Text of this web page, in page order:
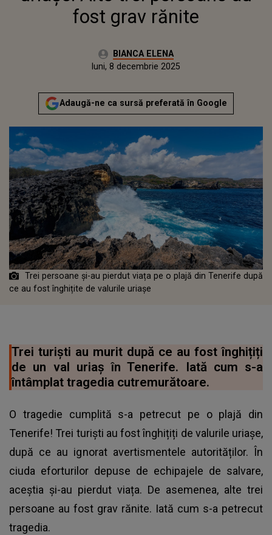
fost grav rănite
Autor:BIANCA ELENA
luni, 8 decembrie 2025Actualizat:
luni, 8 decembrie 2025
Adaugă-ne ca sursă preferată în Google
Trei persoane și-au pierdut viața pe o plajă din Tenerife după
ce au fost înghițite de valurile uriașe
Trei turiști au murit după ce au fost înghițiți
de un val uriaș în Tenerife. Iată cum s-a
întâmplat tragedia cutremurătoare.
O tragedie cumplită s-a petrecut pe o plajă din
Tenerife! Trei turiști au fost înghițiți de valurile uriașe,
după ce au ignorat avertismentele autorităților. În
ciuda eforturilor depuse de echipajele de salvare,
aceștia și-au pierdut viața. De asemenea, alte trei
persoane au fost grav rănite. Iată cum s-a petrecut
tragedia.